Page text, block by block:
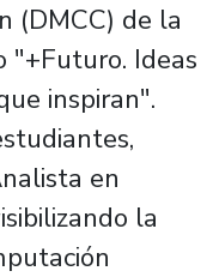
(DMCC) de la
"+Futuro. Ideas
inspiran".
en
la